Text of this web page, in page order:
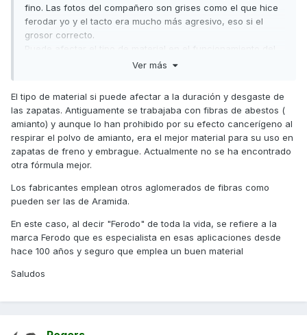
fino. Las fotos del compañero son grises como el que hice
ferodar yo y el tacto era mucho más agresivo, eso si el
grosor correcto.
Ver más
El tipo de material si puede afectar a la duración y desgaste de
las zapatas. Antiguamente se trabajaba con fibras de abestos (
amianto) y aunque lo han prohibido por su efecto cancerígeno al
respirar el polvo de amianto, era el mejor material para su uso en
zapatas de freno y embrague. Actualmente no se ha encontrado
otra fórmula mejor.
Los fabricantes emplean otros aglomerados de fibras como
pueden ser las de Aramida.
En este caso, al decir "Ferodo" de toda la vida, se refiere a la
marca Ferodo que es especialista en esas aplicaciones desde
hace 100 años y seguro que emplea un buen material
Saludos